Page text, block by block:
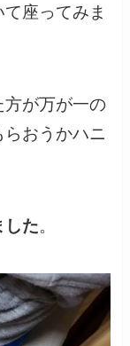
座ってみま
方が万が一の
おうかハニ
した。